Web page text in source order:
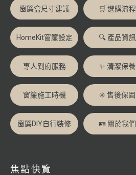
窗簾盒尺寸建議 🛒 選購流程
HomeKit窗簾設定 🔍 產品資訊
專人到府服務 ✨ 清潔保養
窗簾施工時機 ✳️ 售後保固
窗簾DIY自行裝修 🪪 關於我們
焦點快覽